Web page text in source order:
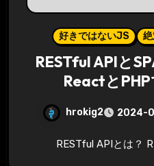
好きではないJS
RESTful APIと
Reactと
hrokig2 2024-
RESTful APIとは？